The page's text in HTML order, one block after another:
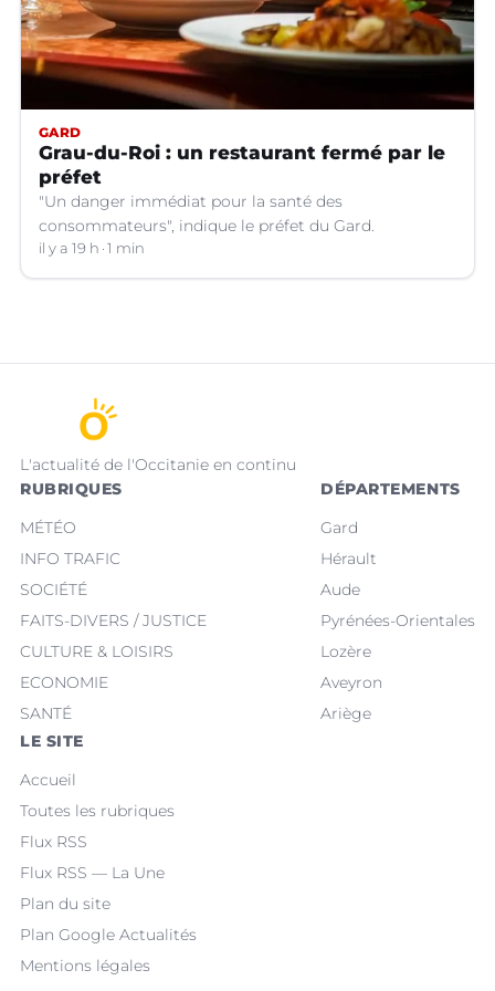
GARD
Grau-du-Roi : un restaurant fermé par le
préfet
"Un danger immédiat pour la santé des
consommateurs", indique le préfet du Gard.
il y a 19 h 1 min
L'actualité de l'Occitanie en continu
RUBRIQUES
MÉTÉO
INFO TRAFIC
SOCIÉTÉ
FAITS-DIVERS / JUSTICE
CULTURE & LOISIRS
ECONOMIE
SANTÉ
DÉPARTEMENTS
Gard
Hérault
Aude
Pyrénées-Orientales
Lozère
Aveyron
Ariège
LE SITE
Accueil
Toutes les rubriques
Flux RSS
Flux RSS — La Une
Plan du site
Plan Google Actualités
Mentions légales